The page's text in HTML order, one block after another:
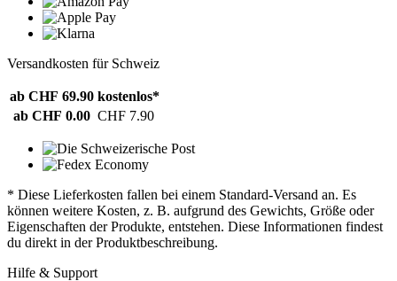
Versandkosten für Schweiz
ab CHF 69.90 kostenlos*
ab CHF 0.00 CHF 7.90
* Diese Lieferkosten fallen bei einem Standard-Versand an. Es
können weitere Kosten, z. B. aufgrund des Gewichts, Größe oder
Eigenschaften der Produkte, entstehen. Diese Informationen findest
du direkt in der Produktbeschreibung.
Hilfe & Support